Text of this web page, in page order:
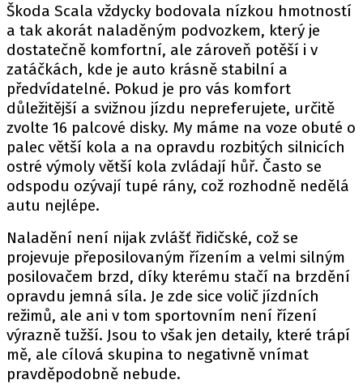
Škoda Scala vždycky bodovala nízkou hmotností
a tak akorát naladěným podvozkem, který je
dostatečně komfortní, ale zároveň potěší i v
zatáčkách, kde je auto krásně stabilní a
předvídatelné. Pokud je pro vás komfort
důležitější a svižnou jízdu nepreferujete, určitě
zvolte 16 palcové disky. My máme na voze obuté o
palec větší kola a na opravdu rozbitých silnicích
ostré výmoly větší kola zvládají hůř. Často se
odspodu ozývají tupé rány, což rozhodně nedělá
autu nejlépe.
Naladění není nijak zvlášť řidičské, což se
projevuje přeposilovaným řízením a velmi silným
posilovačem brzd, díky kterému stačí na brzdění
opravdu jemná síla. Je zde sice volič jízdních
režimů, ale ani v tom sportovním není řízení
výrazně tužší. Jsou to však jen detaily, které trápí
mě, ale cílová skupina to negativně vnímat
pravděpodobně nebude.